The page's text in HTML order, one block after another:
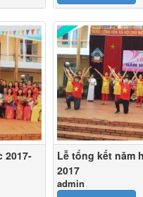
2017-
Lễ tổng kết năm
2017
admin